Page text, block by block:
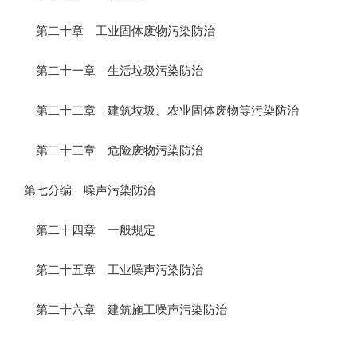
第二十章 工业固体废物污染防治
第二十一章 生活垃圾污染防治
第二十二章 建筑垃圾、农业固体废物等污染防治
第二十三章 危险废物污染防治
第七分编 噪声污染防治
第二十四章 一般规定
第二十五章 工业噪声污染防治
第二十六章 建筑施工噪声污染防治